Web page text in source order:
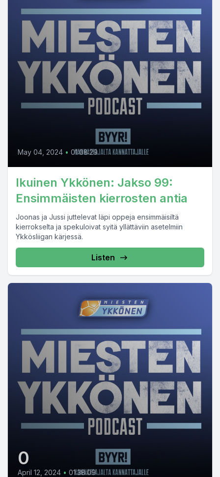
May 04, 2024 • 01:08:29
Ikuinen Ykkönen: Jakso 99:
Ensimmäisten kierrosten antia
Joonas ja Jussi juttelevat läpi oppeja ensimmäisiltä
kierrokselta ja spekuloivat syitä yllättäviin asetelmiin
Ykkösliigan kärjessä.
Listen
0
April 12, 2024 • 01:38:09